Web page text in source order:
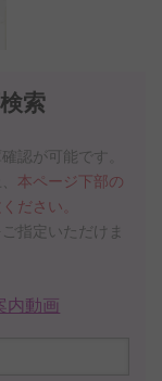
索
認が可能です。
本ページ下部の
ださい。
指定いただけま
内動画